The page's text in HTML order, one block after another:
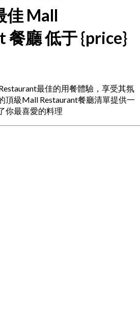
佳 Mall
餐廳 低于 {price}
最佳的用餐體驗，享受其氛
頂級Mall Restaurant餐廳清單提供一
你最喜愛的料理